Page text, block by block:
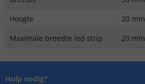
Hoogte
20 mm
Maximale breedte led strip
20 mm
Hulp nodig?